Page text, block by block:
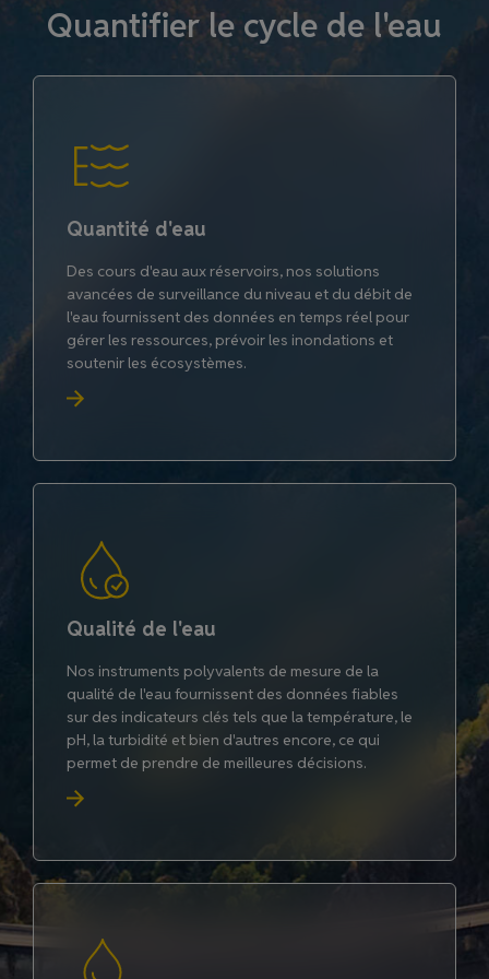
Quantifier le cycle de l'eau
Quantité d'eau
Des cours d'eau aux réservoirs, nos solutions
avancées de surveillance du niveau et du débit de
l'eau fournissent des données en temps réel pour
gérer les ressources, prévoir les inondations et
soutenir les écosystèmes.
Qualité de l'eau
Nos instruments polyvalents de mesure de la
qualité de l'eau fournissent des données fiables
sur des indicateurs clés tels que la température, le
pH, la turbidité et bien d'autres encore, ce qui
permet de prendre de meilleures décisions.